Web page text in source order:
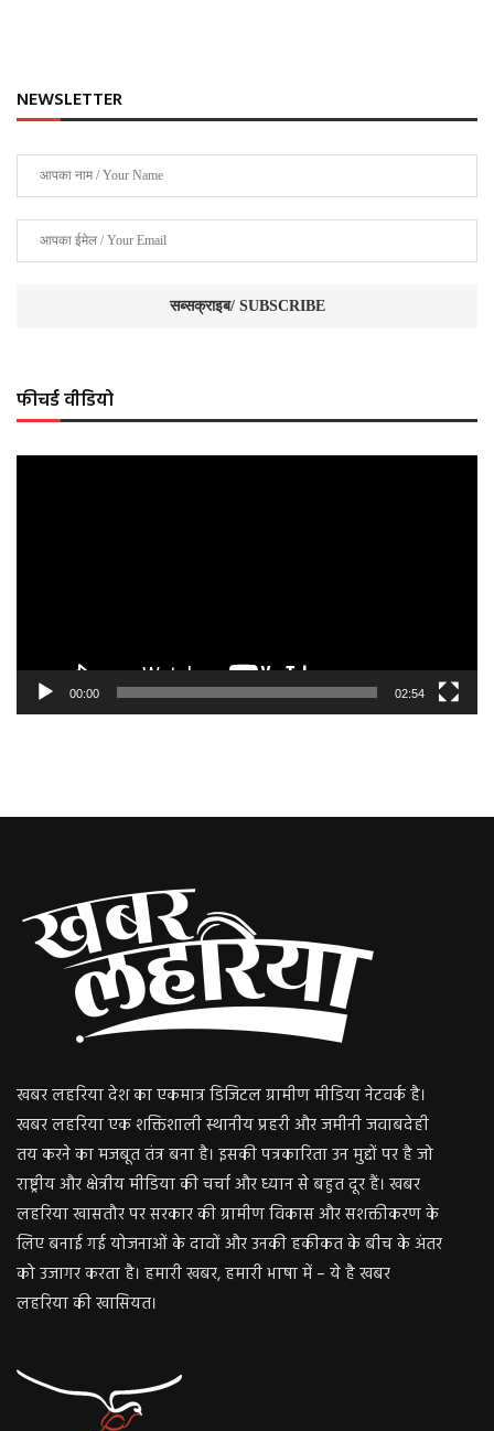
NEWSLETTER
फीचर्ड वीडियो
00:00 02:54
खबर लहरिया देश का एकमात्र डिजिटल ग्रामीण मीडिया नेटवर्क है।
खबर लहरिया एक शक्तिशाली स्थानीय प्रहरी और जमीनी जवाबदेही
तय करने का मजबूत तंत्र बना है। इसकी पत्रकारिता उन मुद्दों पर है जो
राष्ट्रीय और क्षेत्रीय मीडिया की चर्चा और ध्यान से बहुत दूर हैं। खबर
लहरिया खासतौर पर सरकार की ग्रामीण विकास और सशक्तीकरण के
लिए बनाई गई योजनाओं के दावों और उनकी हकीकत के बीच के अंतर
को उजागर करता है। हमारी खबर, हमारी भाषा में – ये है खबर
लहरिया की खासियत।